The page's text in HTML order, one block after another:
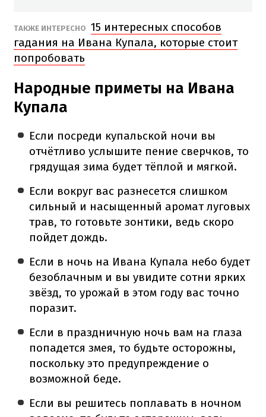
ТАКЖЕ ИНТЕРЕСНО 15 интересных способов
гадания на Ивана Купала, которые стоит
попробовать
Народные приметы на Ивана
Купала
Если посреди купальской ночи вы
отчётливо услышите пение сверчков, то
грядущая зима будет тёплой и мягкой.
Если вокруг вас разнесется слишком
сильный и насыщенный аромат луговых
трав, то готовьте зонтики, ведь скоро
пойдет дождь.
Если в ночь на Ивана Купала небо будет
безоблачным и вы увидите сотни ярких
звёзд, то урожай в этом году вас точно
поразит.
Если в праздничную ночь вам на глаза
попадется змея, то будьте осторожны,
поскольку это предупреждение о
возможной беде.
Если вы решитесь поплавать в ночном